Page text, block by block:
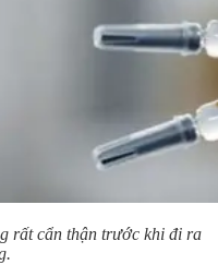
rất cẩn thận trước khi đi ra